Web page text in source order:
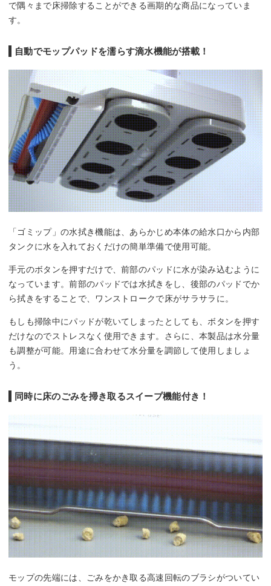
で隅々まで床掃除することができる画期的な商品になっていま
す。
自動でモップパッドを濡らす滴水機能が搭載！
「ゴミップ」の水拭き機能は、あらかじめ本体の給水口から内部
タンクに水を入れておくだけの簡単準備で使用可能。
手元のボタンを押すだけで、前部のパッドに水が染み込むように
なっています。前部のパッドでは水拭きをし、後部のパッドでか
ら拭きをすることで、ワンストロークで床がサラサラに。
もしも掃除中にパッドが乾いてしまったとしても、ボタンを押す
だけなのでストレスなく使用できます。さらに、本製品は水分量
も調整が可能。用途に合わせて水分量を調節して使用しましょ
う。
同時に床のごみを掃き取るスイープ機能付き！
モップの先端には、ごみをかき取る高速回転のブラシがついてい